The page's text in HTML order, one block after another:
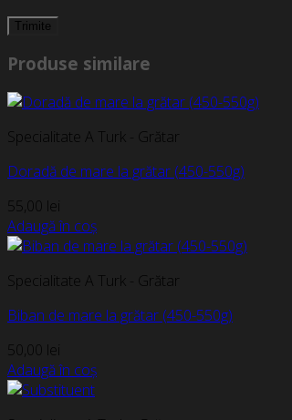
Produse similare
Specialitate A Turk - Grătar
Doradă de mare la grătar (450-550g)
55,00 lei
Adaugă în coș
Specialitate A Turk - Grătar
Biban de mare la grătar (450-550g)
50,00 lei
Adaugă în coș